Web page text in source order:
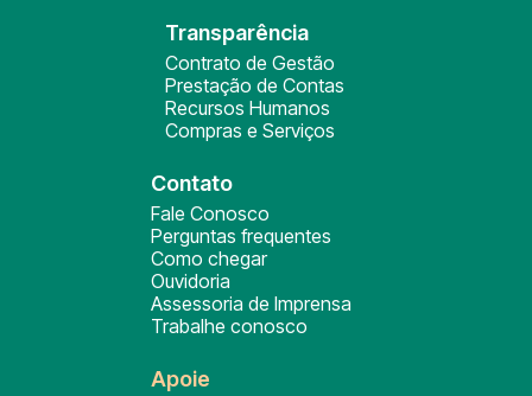
Transparência
Contrato de Gestão
Prestação de Contas
Recursos Humanos
Compras e Serviços
Contato
Fale Conosco
Perguntas frequentes
Como chegar
Ouvidoria
Assessoria de Imprensa
Trabalhe conosco
Apoie